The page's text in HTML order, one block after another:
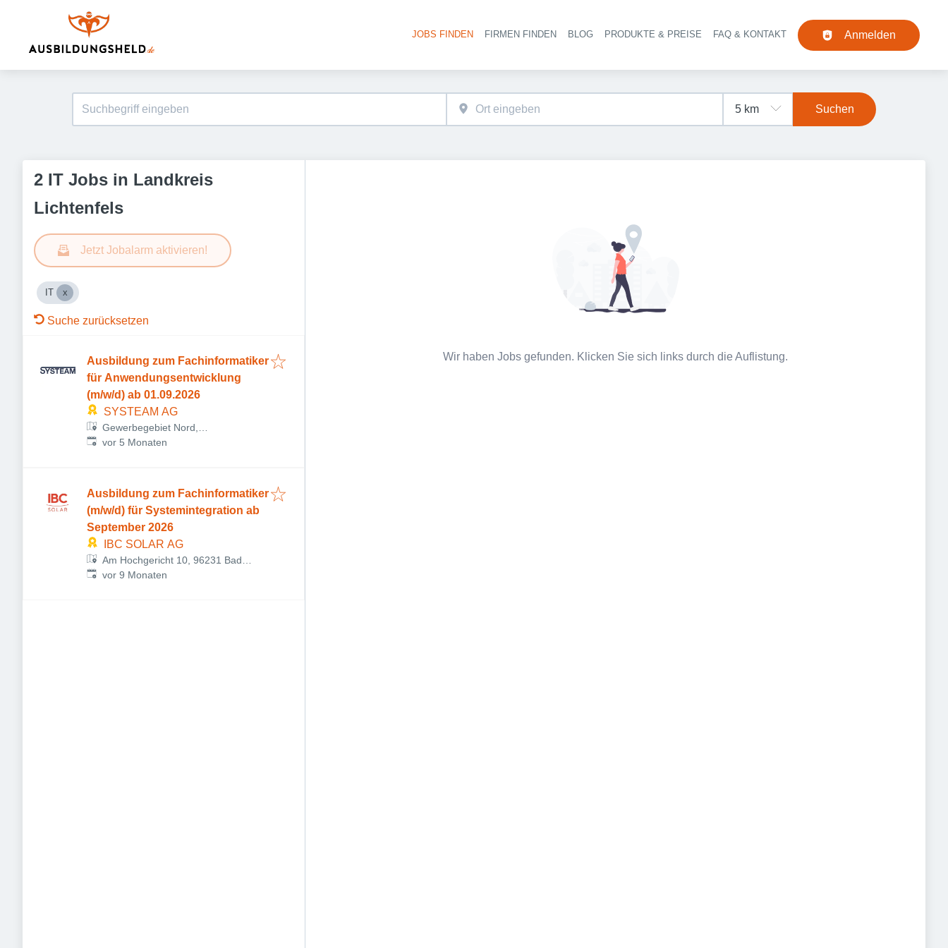
Haupt-Navigation
JOBS FINDEN FIRMEN FINDEN BLOG PRODUKTE & PREISE FAQ & KONTAKT Anmelden
Suchen
2 IT Jobs in Landkreis
Lichtenfels
Jetzt Jobalarm aktivieren!
IT
Suche zurücksetzen
Ausbildung zum Fachinformatiker
für Anwendungsentwicklung
(m/w/d) ab 01.09.2026
SYSTEAM AG
Gewerbegebiet Nord,
Industriestraße 8, 96250 Ebensfeld,
Veröffentlicht:
vor 5 Monaten
Ausbildung zum Fachinformatiker
(m/w/d) für Systemintegration ab
September 2026
IBC SOLAR AG
Am Hochgericht 10, 96231 Bad
Staffelstein, Deutschland
Veröffentlicht:
vor 9 Monaten
Wir haben Jobs gefunden. Klicken Sie sich links durch die Auflistung.